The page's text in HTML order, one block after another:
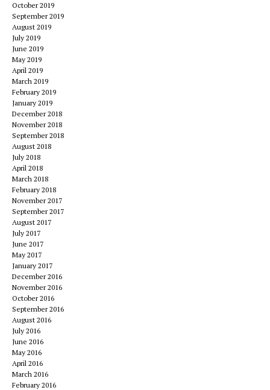
October 2019
September 2019
August 2019
July 2019
June 2019
May 2019
April 2019
March 2019
February 2019
January 2019
December 2018
November 2018
September 2018
August 2018
July 2018
April 2018
March 2018
February 2018
November 2017
September 2017
August 2017
July 2017
June 2017
May 2017
January 2017
December 2016
November 2016
October 2016
September 2016
August 2016
July 2016
June 2016
May 2016
April 2016
March 2016
February 2016